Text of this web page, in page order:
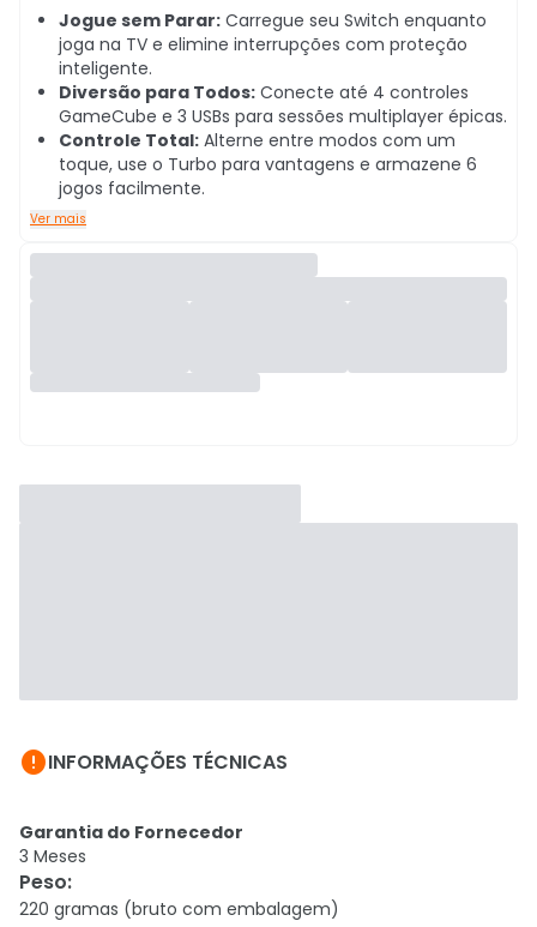
Jogue sem Parar: Carregue seu Switch enquanto
joga na TV e elimine interrupções com proteção
inteligente.
Diversão para Todos: Conecte até 4 controles
GameCube e 3 USBs para sessões multiplayer épicas.
Controle Total: Alterne entre modos com um
toque, use o Turbo para vantagens e armazene 6
jogos facilmente.
Ver mais
INFORMAÇÕES TÉCNICAS
Garantia do Fornecedor
3 Meses
Peso:
220 gramas (bruto com embalagem)